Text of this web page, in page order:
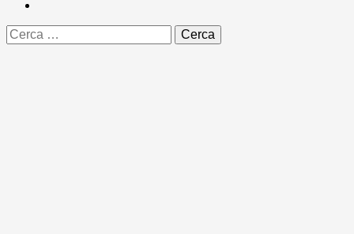
Ricerca
per: